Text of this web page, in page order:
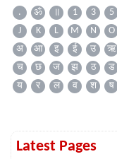
. ॐ ॥ 1 3 5
J
K L M N O
अ
आ इ ई उ ऋ
च
छ ज झ ठ ड
य
र ल व श ष
Latest Pages